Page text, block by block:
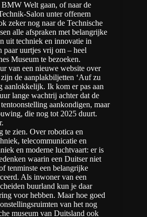
Welt gaan, of naar de
Salon unter offenem
zeker nog naar de Technische
alle afspraken met belangrijke
uit techniek en innovatie in
paar uurtjes vrij om – heel
Museum te bezoeken.
van een nieuwe website over
de aanplakbiljetten ‘Auf zu
aanlokkelijk. Ik kom er pas aan
lange wachtrij achter dat de
aankondigen, maar
die nog tot 2025 duurt.
te zien. Over robotica en
telecommunicatie en
en moderne luchtvaart: er is
waarin een Duitser niet
tenminste een belangrijke
Als inwoner van een
buurland kun je daar
voor hebben. Maar hoe goed
van het nog
museum van Duitsland ook